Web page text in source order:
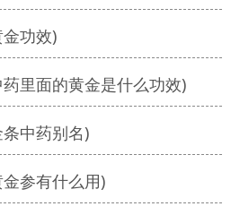
功效)
里面的黄金是什么功效)
中药别名)
参有什么用)